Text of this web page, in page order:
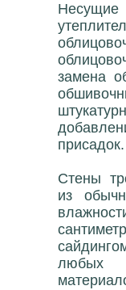
замена
присадок.
Стены
из
любых